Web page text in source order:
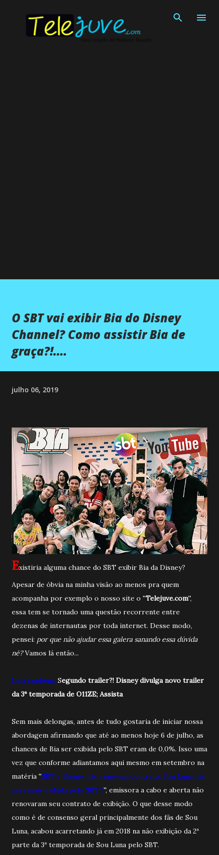
O SBT vai exibir Bia do Disney
Channel? Como assistir Bia de
graça?!....
julho 06, 2019
Existiria alguma chance do SBT exibir Bia da Disney?
Apesar de óbvia na minha visão ao menos pra quem
acompanha por exemplo o nosso site o ''Telejuve.com'',
essa tem se tornado uma questão recorrente entre
dezenas de internautas por toda internet. Desse modo,
pensei: por que não ajudar essa galera sanando essa dúvida
né?Vamos lá então...
Leia também...Segundo trailer?! Disney divulga novo trailer
da 3ª temporada de O11ZE; Assista
Sem mais delongas, antes de tudo gostaria de iniciar nossa
abordagem afirmando que até ao menos hoje 6 de julho, as
chances de Bia ser exibida pelo SBT eram de 0,0%. Isso uma
vez que conforme adiantamos aqui mesmo em setembro na
matéria ''SBT e Disney não renovam contrato: Sou Luna não
será mais exibida pelo SBT!?'', emissora a cabo e aberta não
renovaram seu contrato de exibição. O que desse modo
como é de consenso geral principalmente dos fãs de Sou
Luna, acabou acarretando já em 2018 na não exibição da 2ª
parte da 3ª temporada de Sou Luna pelo SBT.